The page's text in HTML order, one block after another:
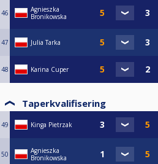
46
Agnieszka
Bronikowska
47 Julia Tarka
48 Karina Cuper
Taperkvalifisering
49 Kinga Pietrzak
50
Agnieszka
Bronikowska